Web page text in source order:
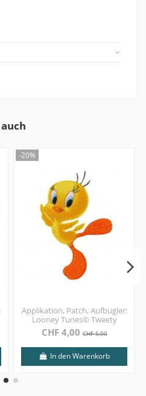
-20%
Applikation, Patch, Aufbügler:
Looney Tunes© Tweety
CHF 4,00 CHF 5,00
In den Warenkorb